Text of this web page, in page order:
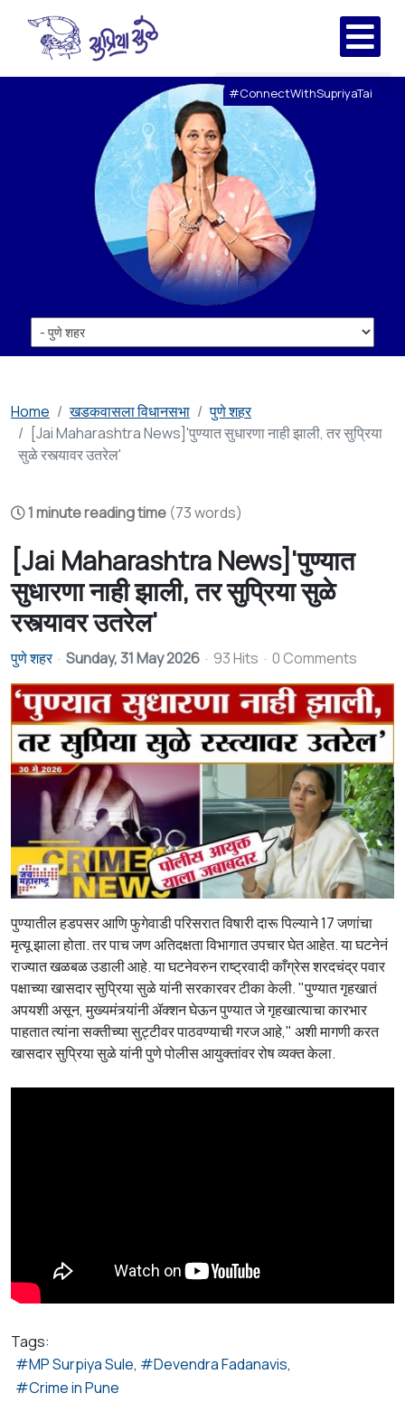
#ConnectWithSupriyaTai
Home खडकवासला विधानसभा
पुणे शहर
[Jai Maharashtra News]'पुण्यात सुधारणा नाही झाली, तर सुप्रिया
सुळे रस्त्यावर उतरेल'
1 minute reading time (73 words)
[Jai Maharashtra News]'पुण्यात
सुधारणा नाही झाली, तर सुप्रिया सुळे
रस्त्यावर उतरेल'
पुणे शहर Sunday, 31 May 2026 93 Hits 0 Comments
पुण्यातील हडपसर आणि फुगेवाडी परिसरात विषारी दारू पिल्याने 17 जणांचा
मृत्यू झाला होता. तर पाच जण अतिदक्षता विभागात उपचार घेत आहेत. या घटनेनं
राज्यात खळबळ उडाली आहे. या घटनेवरुन राष्ट्रवादी काँग्रेस शरदचंद्र पवार
पक्षाच्या खासदार सुप्रिया सुळे यांनी सरकारवर टीका केली. "पुण्यात गृहखातं
अपयशी असून, मुख्यमंत्र्यांनी ॲक्शन घेऊन पुण्यात जे गृहखात्याचा कारभार
पाहतात त्यांना सक्तीच्या सुट्टीवर पाठवण्याची गरज आहे," अशी मागणी करत
खासदार सुप्रिया सुळे यांनी पुणे पोलीस आयुक्तांवर रोष व्यक्त केला.
Tags:
MP Surpiya Sule
Devendra Fadanavis
Crime in Pune